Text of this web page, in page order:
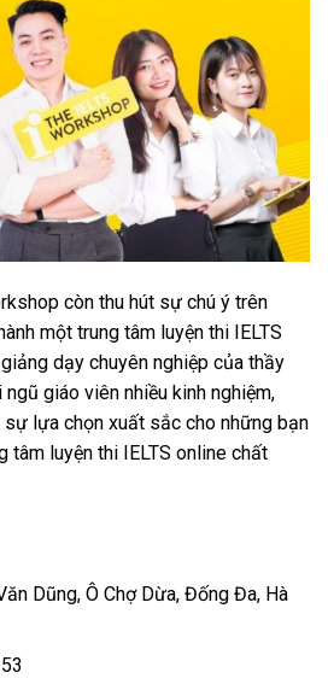
còn thu hút sự chú ý trên
một trung tâm luyện thi IELTS
dạy chuyên nghiệp của thầy
giáo viên nhiều kinh nghiệm,
sự lựa chọn xuất sắc cho những bạn
tâm luyện thi IELTS online chất
Dũng, Ô Chợ Dừa, Đống Đa, Hà